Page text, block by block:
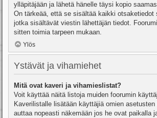
ylläpitäjään ja lähetä hänelle täysi kopio
On tärkeää, että se sisältää kaikki otsaketiedot
jotka sisältävät viestin lähettäjän tiedot.
sitten toimia tarpeen mukaan.
Ylös
Ystävät ja vihamiehet
Mitä ovat kaveri ja vihamieslistat?
Voit käyttää näitä listoja muiden foorumin
Kaverilistalle lisätään käyttäjiä omien
auttaa nopeasti näkemään jos he ovat paikalla